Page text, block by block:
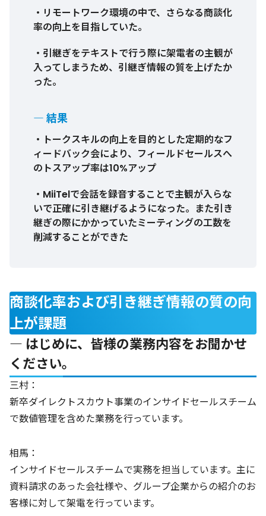
・リモートワーク環境の中で、さらなる商談化
率の向上を目指していた。
・引継ぎをテキストで行う際に架電者の主観が
入ってしまうため、引継ぎ情報の質を上げたか
った。
― 結果
・トークスキルの向上を目的とした定期的なフ
ィードバック会により、フィールドセールスへ
のトスアップ率は10%アップ
・MiiTelで会話を録音することで主観が入らな
いで正確に引き継げるようになった。また引き
継ぎの際にかかっていたミーティングの工数を
削減することができた
商談化率および引き継ぎ情報の質の向
上が課題
― はじめに、皆様の業務内容をお聞かせ
ください。
三村：
新卒ダイレクトスカウト事業のインサイドセールスチーム
で数値管理を含めた業務を行っています。
相馬：
インサイドセールスチームで実務を担当しています。主に
資料請求のあった会社様や、グループ企業からの紹介のお
客様に対して架電を行っています。